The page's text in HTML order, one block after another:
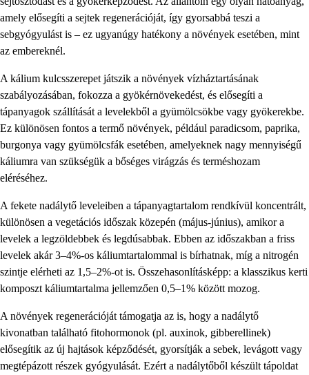
amely elősegíti a sejtek regenerációját, így gyorsabbá teszi a
sebgyógyulást is – ez ugyanúgy hatékony a növények esetében, mint
az embereknél.
A kálium kulcsszerepet játszik a növények vízháztartásának
szabályozásában, fokozza a gyökérnövekedést, és elősegíti a
tápanyagok szállítását a levelekből a gyümölcsökbe vagy gyökerekbe.
Ez különösen fontos a termő növények, például paradicsom, paprika,
burgonya vagy gyümölcsfák esetében, amelyeknek nagy mennyiségű
káliumra van szükségük a bőséges virágzás és terméshozam
eléréséhez.
A fekete nadálytő leveleiben a tápanyagtartalom rendkívül koncentrált,
különösen a vegetációs időszak közepén (május-június), amikor a
levelek a legzöldebbek és legdúsabbak. Ebben az időszakban a friss
levelek akár 3–4%-os káliumtartalommal is bírhatnak, míg a nitrogén
szintje elérheti az 1,5–2%-ot is. Összehasonlításképp: a klasszikus kerti
komposzt káliumtartalma jellemzően 0,5–1% között mozog.
A növények regenerációját támogatja az is, hogy a nadálytő
kivonatban található fitohormonok (pl. auxinok, gibberellinek)
elősegítik az új hajtások képződését, gyorsítják a sebek, levágott vagy
megtépázott részek gyógyulását. Ezért a nadálytőből készült tápoldat